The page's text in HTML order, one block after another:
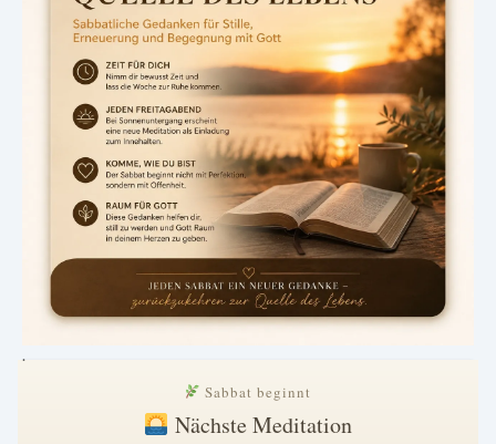
.
Sabbat beginnt
Nächste Meditation